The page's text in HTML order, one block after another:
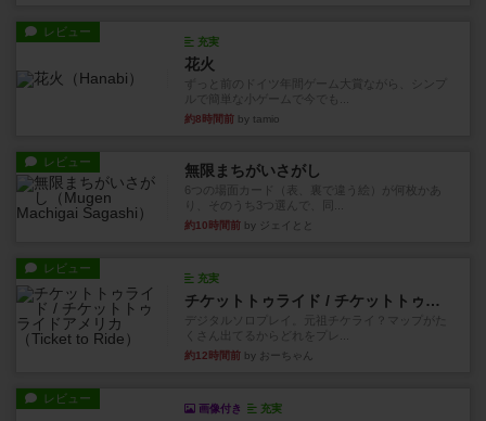
レビュー
充実
花火
ずっと前のドイツ年間ゲーム大賞ながら、シンプ
ルで簡単な小ゲームで今でも...
約8時間前 by tamio
レビュー 無限まちがいさがし
6つの場面カード（表、裏で違う絵）が何枚かあ
り、そのうち3つ選んで、同...
約10時間前 by ジェイとと
レビュー
充実
チケットトゥライド / チケットトゥライドアメリカ
デジタルソロプレイ。元祖チケライ？マップがた
くさん出てるからどれをプレ...
約12時間前 by おーちゃん
レビュー
画像付き 充実